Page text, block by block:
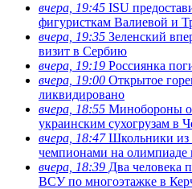
вчера, 19:45 ISU
фигуристкам Валиевой и
вчера, 19:35 Зеленский
визит в Сербию
вчера, 19:19 Россиянка
вчера, 19:00 Открытое
ликвидировано
вчера, 18:55 Минобороны
украинским сухогрузам в
вчера, 18:47Школьники из
чемпионами на
вчера, 18:39 Два человека
ВСУ по многоэтажке в